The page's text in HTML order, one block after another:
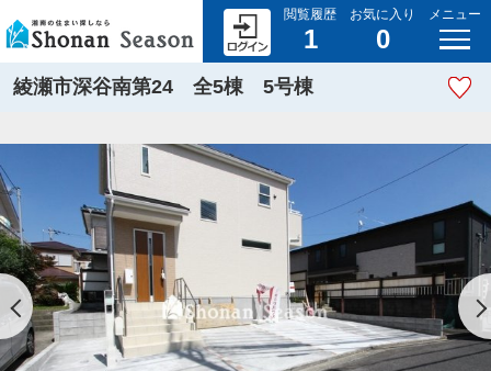
閲覧履歴
1
お気に入り
0
メニュー
綾瀬市深谷南第24 全5棟 5号棟